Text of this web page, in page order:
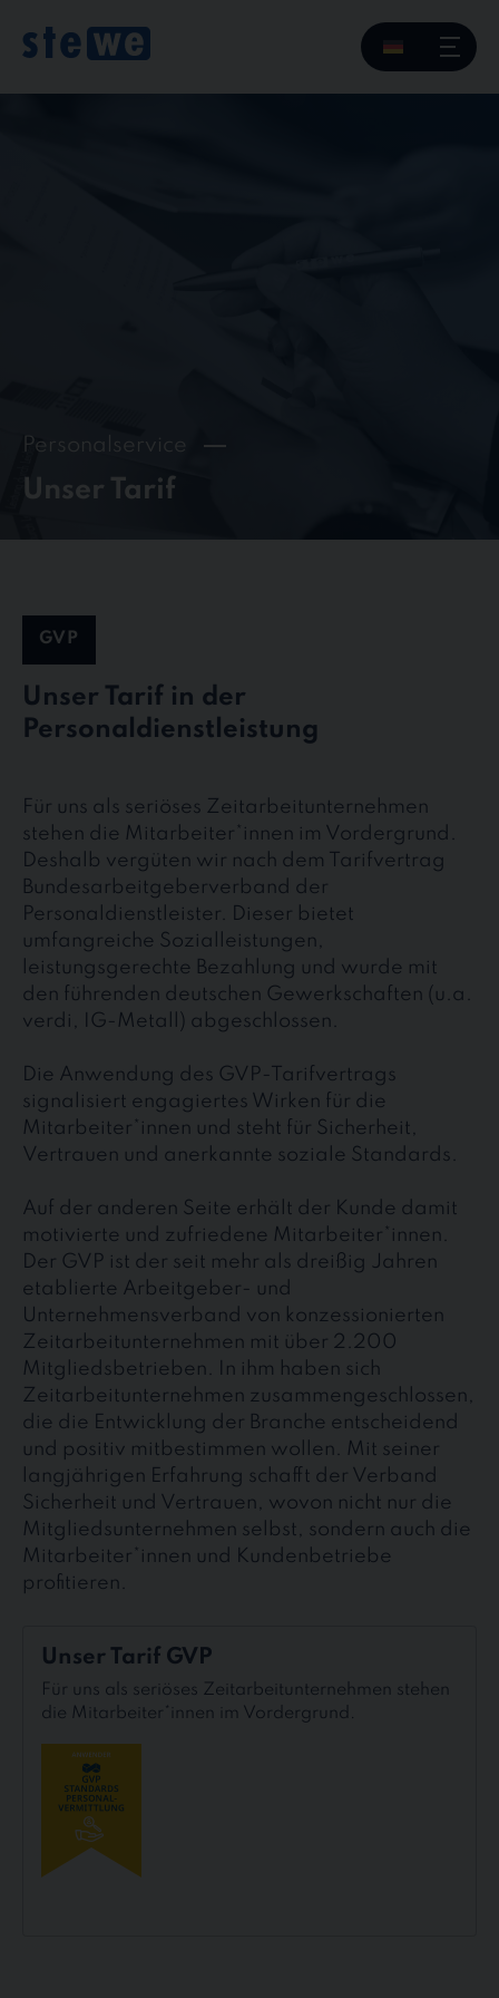
content
Personalservice
Unser Tarif
GVP
Unser Tarif in der
Personaldienstleistung
Für uns als seriöses Zeitarbeitunternehmen
stehen die Mitarbeiter*innen im Vordergrund.
Deshalb vergüten wir nach dem Tarifvertrag
Bundesarbeitgeberverband der
Personaldienstleister. Dieser bietet
umfangreiche Sozialleistungen,
leistungsgerechte Bezahlung und wurde mit
den führenden deutschen Gewerkschaften (u.a.
verdi, IG-Metall) abgeschlossen.
Die Anwendung des GVP-Tarifvertrags
signalisiert engagiertes Wirken für die
Mitarbeiter*innen und steht für Sicherheit,
Vertrauen und anerkannte soziale Standards.
Auf der anderen Seite erhält der Kunde damit
motivierte und zufriedene Mitarbeiter*innen.
Der GVP ist der seit mehr als dreißig Jahren
etablierte Arbeitgeber- und
Unternehmensverband von konzessionierten
Zeitarbeitunternehmen mit über 2.200
Mitgliedsbetrieben. In ihm haben sich
Zeitarbeitunternehmen zusammengeschlossen,
die die Entwicklung der Branche entscheidend
und positiv mitbestimmen wollen. Mit seiner
langjährigen Erfahrung schafft der Verband
Sicherheit und Vertrauen, wovon nicht nur die
Mitgliedsunternehmen selbst, sondern auch die
Mitarbeiter*innen und Kundenbetriebe
profitieren.
Unser Tarif GVP
Für uns als seriöses Zeitarbeitunternehmen stehen
die Mitarbeiter*innen im Vordergrund.
Tarif
GVP